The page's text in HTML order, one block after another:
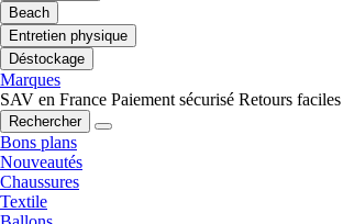
Beach
Entretien physique
Déstockage
Marques
SAV en France Paiement sécurisé Retours faciles
Rechercher
Bons plans
Nouveautés
Chaussures
Textile